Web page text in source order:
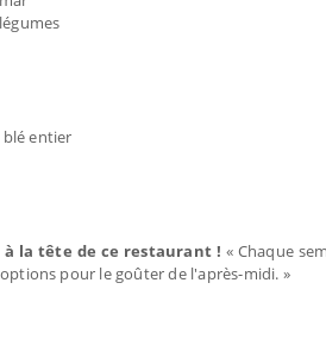
blé entier
à la tête de ce restaurant ! « Chaque
pour le goûter de l'après-midi. »